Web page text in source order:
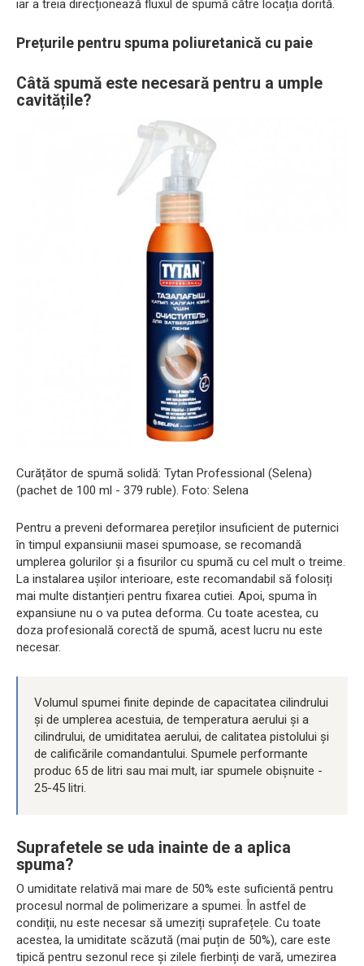
iar a treia direcționează fluxul de spumă către locația dorită.
Prețurile pentru spuma poliuretanică cu paie
Câtă spumă este necesară pentru a umple
cavitățile?
Curățător de spumă solidă: Tytan Professional (Selena)
(pachet de 100 ml - 379 ruble). Foto: Selena
Pentru a preveni deformarea pereților insuficient de puternici
în timpul expansiunii masei spumoase, se recomandă
umplerea golurilor și a fisurilor cu spumă cu cel mult o treime.
La instalarea ușilor interioare, este recomandabil să folosiți
mai multe distanțieri pentru fixarea cutiei. Apoi, spuma în
expansiune nu o va putea deforma. Cu toate acestea, cu
doza profesională corectă de spumă, acest lucru nu este
necesar.
Volumul spumei finite depinde de capacitatea cilindrului
și de umplerea acestuia, de temperatura aerului și a
cilindrului, de umiditatea aerului, de calitatea pistolului și
de calificările comandantului. Spumele performante
produc 65 de litri sau mai mult, iar spumele obișnuite -
25-45 litri.
Suprafetele se uda inainte de a aplica
spuma?
O umiditate relativă mai mare de 50% este suficientă pentru
procesul normal de polimerizare a spumei. În astfel de
condiții, nu este necesar să umeziți suprafețele. Cu toate
acestea, la umiditate scăzută (mai puțin de 50%), care este
tipică pentru sezonul rece și zilele fierbinți de vară, umezirea